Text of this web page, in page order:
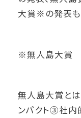
大賞※の発表も
※無人島大賞
無人島大賞と
ンパクト③社内